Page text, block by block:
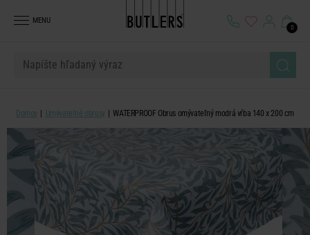
MENU
0
Domov Umývateľné obrusy WATERPROOF Obrus omývateľný modrá vŕba 140 x 200 cm